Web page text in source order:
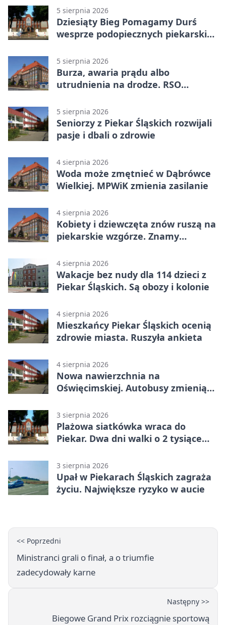
5 sierpnia 2026
Dziesiąty Bieg Pomagamy Durś
wesprze podopiecznych piekarskich
5 sierpnia 2026
Burza, awaria prądu albo
utrudnienia na drodze. RSO
5 sierpnia 2026
Seniorzy z Piekar Śląskich rozwijali
pasje i dbali o zdrowie
4 sierpnia 2026
Woda może zmętnieć w Dąbrówce
Wielkiej. MPWiK zmienia zasilanie
4 sierpnia 2026
Kobiety i dziewczęta znów ruszą na
piekarskie wzgórze. Znamy
4 sierpnia 2026
Wakacje bez nudy dla 114 dzieci z
Piekar Śląskich. Są obozy i kolonie
4 sierpnia 2026
Mieszkańcy Piekar Śląskich ocenią
zdrowie miasta. Ruszyła ankieta
4 sierpnia 2026
Nowa nawierzchnia na
Oświęcimskiej. Autobusy zmienią
3 sierpnia 2026
Plażowa siatkówka wraca do
Piekar. Dwa dni walki o 2 tysiące
3 sierpnia 2026
Upał w Piekarach Śląskich zagraża
życiu. Największe ryzyko w aucie
<< Poprzedni
Ministranci grali o finał, a o triumfie
zadecydowały karne
Następny >>
Biegowe Grand Prix rozciągnie sportową